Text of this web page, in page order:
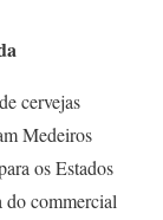
cervejas
Medeiros
os Estados
do commercial